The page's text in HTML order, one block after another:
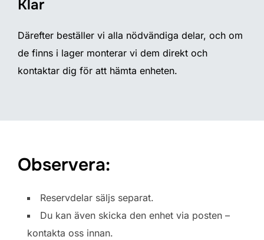
Klar
Därefter beställer vi alla nödvändiga delar, och om
de finns i lager monterar vi dem direkt och
kontaktar dig för att hämta enheten.
Observera:
Reservdelar säljs separat.
Du kan även skicka den enhet via posten –
kontakta oss innan.